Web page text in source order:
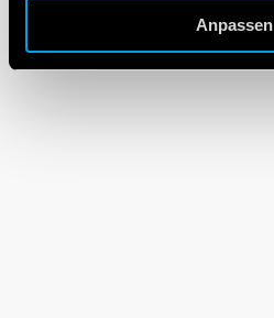
Anpassen